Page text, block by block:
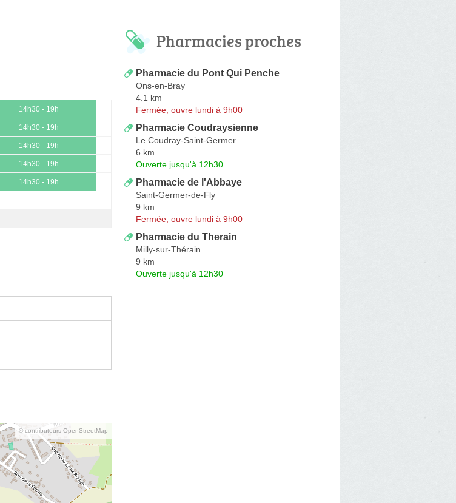
14h30 - 19h
14h30 - 19h
14h30 - 19h
14h30 - 19h
14h30 - 19h
© contributeurs OpenStreetMap
Pharmacies proches
Pharmacie du Pont Qui Penche
Ons-en-Bray
4.1 km
Fermée, ouvre lundi à 9h00
Pharmacie Coudraysienne
Le Coudray-Saint-Germer
6 km
Ouverte jusqu'à 12h30
Pharmacie de l'Abbaye
Saint-Germer-de-Fly
9 km
Fermée, ouvre lundi à 9h00
Pharmacie du Therain
Milly-sur-Thérain
9 km
Ouverte jusqu'à 12h30